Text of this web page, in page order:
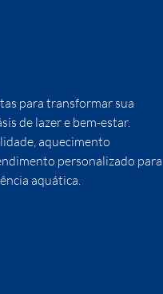
para transformar sua
de lazer e bem-estar.
aquecimento
personalizado para
aquática.